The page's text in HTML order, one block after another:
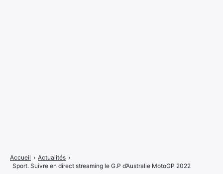
Accueil › Actualités ›
Sport. Suivre en direct streaming le G.P d’Australie MotoGP 2022